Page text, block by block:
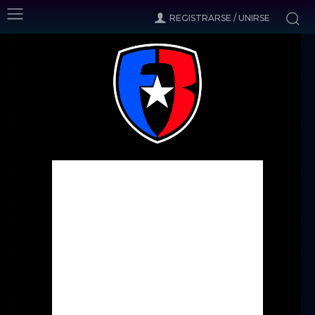
REGISTRARSE / UNIRSE